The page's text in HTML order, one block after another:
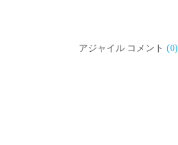
アジャイル コメント (0)